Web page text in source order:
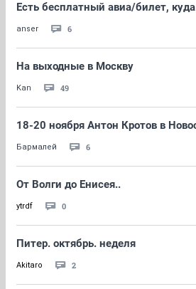
Есть бесплатный авиа/билет,
anser 6
На выходные в Москву
Kan 49
18-20 ноября Антон Кротов в
Бармалей 6
От Волги до Енисея..
ytrdf 0
Питер. октябрь. неделя
Akitaro 2